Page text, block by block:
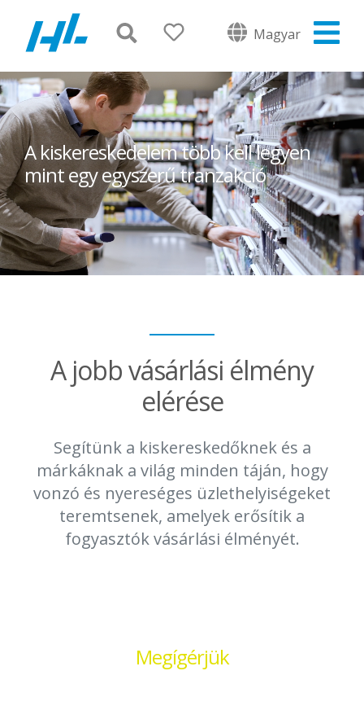
Magyar
A kiskereskedelem több kell legyen
mint egy egyszerű tranzakció
A jobb vásárlási élmény
elérése
Segítünk a kiskereskedőknek és a
márkáknak a világ minden táján, hogy
vonzó és nyereséges üzlethelyiségeket
teremtsenek, amelyek erősítik a
fogyasztók vásárlási élményét.
Megígérjük